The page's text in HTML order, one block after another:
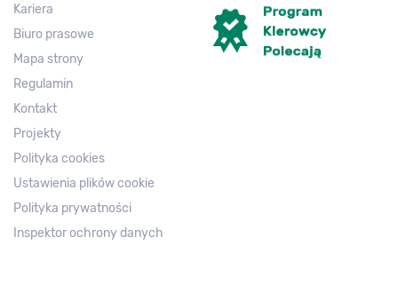
Kariera
Biuro prasowe
Mapa strony
Regulamin
Kontakt
Projekty
Polityka cookies
Ustawienia plików cookie
Polityka prywatności
Inspektor ochrony danych